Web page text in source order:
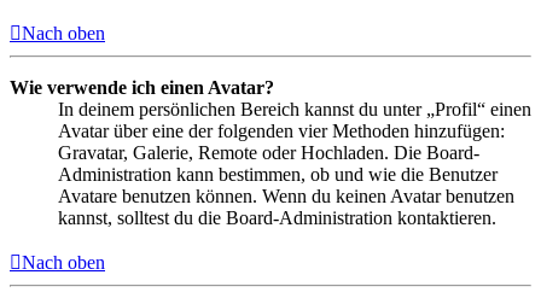
Nach oben
Wie verwende ich einen Avatar?
In deinem persönlichen Bereich kannst du unter „Profil“ einen
Avatar über eine der folgenden vier Methoden hinzufügen:
Gravatar, Galerie, Remote oder Hochladen. Die Board-
Administration kann bestimmen, ob und wie die Benutzer
Avatare benutzen können. Wenn du keinen Avatar benutzen
kannst, solltest du die Board-Administration kontaktieren.
Nach oben